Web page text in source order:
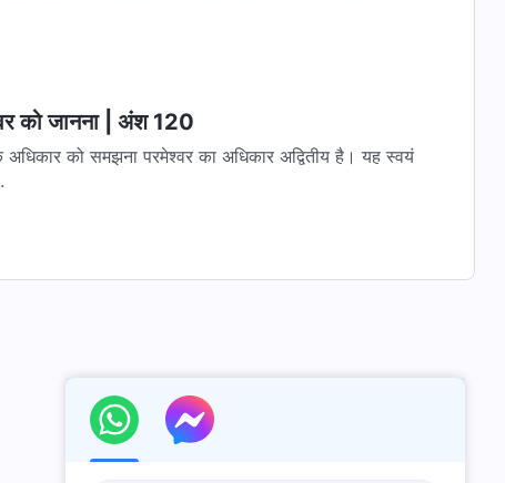
को जानना | अंश 120
का अधिकार अद्वितीय है। यह स्वयं